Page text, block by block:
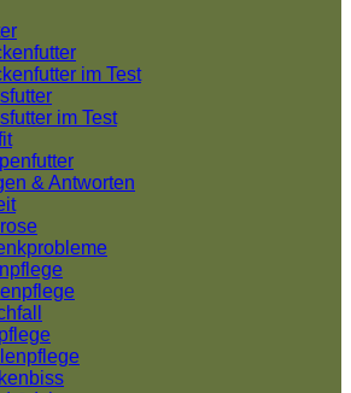
im Test
im Test
& Antworten